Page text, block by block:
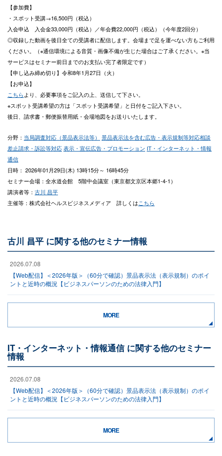
【参加費】
・スポット受講→16,500円（税込）
入会申込 入会金33,000円（税込）／年会費22,000円（税込）（今年度2回分）
◎収録した動画を後日全ての受講者に配信します。会場まで足を運べない方もご利用
ください。（※通信環境による音質・画像不備が生じた場合はご了承ください。※当
サービスはセミナー前日までのお支払い完了者限定です）
【申し込み締め切り】令和8年1月27日（火）
【お申込】
こちらより、必要事項をご記入の上、送信して下さい。
※スポット受講希望の方は「スポット受講希望」と日付をご記入下さい。
後日、請求書・郵便振替用紙・会場地図をお送りいたします。
分野： 当局調査対応（景品表示法等）
景品表示法を含む広告・表示規制等対応相談
差止請求・訴訟等対応表示・宣伝広告・プロモーション IT・インターネット・情報
通信
日時： 2026年01月29日(木) 13時15分～ 16時45分
セミナー会場：全水道会館 5階中会議室（東京都文京区本郷1-4-1）
講演者等： 古川 昌平
主催等：株式会社ヘルスビジネスメディア 詳しくはこちら
古川 昌平 に関する他のセミナー情報
2026.07.08
【Web配信】＜2026年版＞（60分で確認）景品表示法（表示規制）のポイ
ントと近時の概況【ビジネスパーソンのための法律入門】
MORE
IT・インターネット・情報通信 に関する他のセミナー
情報
2026.07.08
【Web配信】＜2026年版＞（60分で確認）景品表示法（表示規制）のポイ
ントと近時の概況【ビジネスパーソンのための法律入門】
MORE